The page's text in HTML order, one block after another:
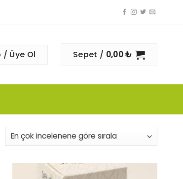
/ Üye Ol Sepet / 0,00₺